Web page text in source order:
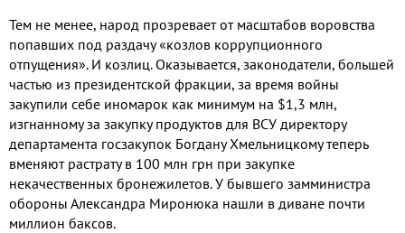
Тем не менее, народ прозревает от масштабов воровства
попавших под раздачу «козлов коррупционного
отпущения». И козлиц. Оказывается, законодатели, большей
частью из президентской фракции, за время войны
закупили себе иномарок как минимум на $1,3 млн,
изгнанному за закупку продуктов для ВСУ директору
департамента госзакупок Богдану Хмельницкому теперь
вменяют растрату в 100 млн грн при закупке
некачественных бронежилетов. У бывшего замминистра
обороны Александра Миронюка нашли в диване почти
миллион баксов.